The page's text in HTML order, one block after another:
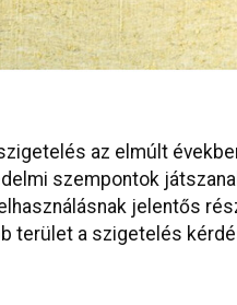
az elmúlt
szempontok
jelentős
terület a szigetelés